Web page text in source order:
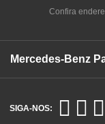
Confira
Mercedes-Benz
SIGA-NOS: